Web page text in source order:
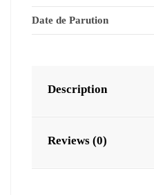
Date de Parution
Description
Reviews (0)